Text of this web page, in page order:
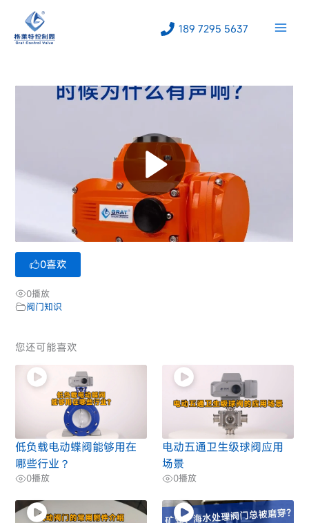
189 7295 5637
0喜欢
0播放
阀门知识
您还可能喜欢
低负载电动蝶阀能够用在
哪些行业？
0播放
电动五通卫生级球阀应用
场景
0播放